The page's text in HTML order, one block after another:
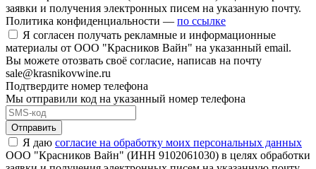
заявки и получения электронных писем на указанную почту.
Политика конфиденциальности — по ссылке
Я согласен получать рекламные и информационные
материалы от ООО "Красников Вайн" на указанный email.
Вы можете отозвать своё согласие, написав на почту
sale@krasnikovwine.ru
Подтвердите номер телефона
Мы отправили код на указанный номер телефона
Отправить
Я даю согласие на обработку моих персональных данных
ООО "Красников Вайн" (ИНН 9102061030) в целях обработки